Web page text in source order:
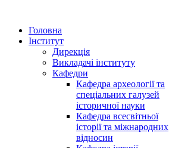
Головна
Інститут
Дирекція
Викладачі інституту
Кафедри
Кафедра археології та
спеціальних галузей
історичної науки
Кафедра всесвітньої
історії та міжнародних
відносин